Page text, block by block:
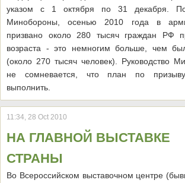
указом с 1 октября по 31 декабря.
Минобороны, осенью 2010 года в
призвано около 280 тысяч граждан РФ
возраста - это немногим больше, чем
(около 270 тысяч человек). Руководство
не сомневается, что план по
выполнить.
11:34, 28 Oct 2010
НА ГЛАВНОЙ ВЫСТАВКЕ
СТРАНЫ
Во Всероссийском выставочном центре